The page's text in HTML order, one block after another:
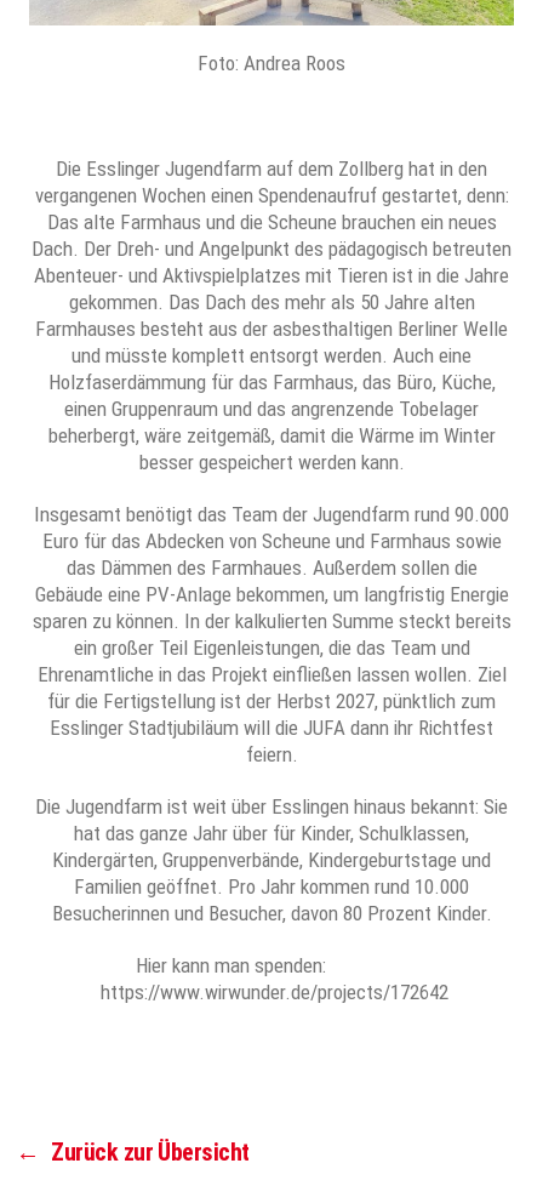
Foto: Andrea Roos
Die Esslinger Jugendfarm auf dem Zollberg hat in den
vergangenen Wochen einen Spendenaufruf gestartet, denn:
Das alte Farmhaus und die Scheune brauchen ein neues
Dach. Der Dreh- und Angelpunkt des pädagogisch betreuten
Abenteuer- und Aktivspielplatzes mit Tieren ist in die Jahre
gekommen. Das Dach des mehr als 50 Jahre alten
Farmhauses besteht aus der asbesthaltigen Berliner Welle
und müsste komplett entsorgt werden. Auch eine
Holzfaserdämmung für das Farmhaus, das Büro, Küche,
einen Gruppenraum und das angrenzende Tobelager
beherbergt, wäre zeitgemäß, damit die Wärme im Winter
besser gespeichert werden kann.
Insgesamt benötigt das Team der Jugendfarm rund 90.000
Euro für das Abdecken von Scheune und Farmhaus sowie
das Dämmen des Farmhaues. Außerdem sollen die
Gebäude eine PV-Anlage bekommen, um langfristig Energie
sparen zu können. In der kalkulierten Summe steckt bereits
ein großer Teil Eigenleistungen, die das Team und
Ehrenamtliche in das Projekt einfließen lassen wollen. Ziel
für die Fertigstellung ist der Herbst 2027, pünktlich zum
Esslinger Stadtjubiläum will die JUFA dann ihr Richtfest
feiern.
Die Jugendfarm ist weit über Esslingen hinaus bekannt: Sie
hat das ganze Jahr über für Kinder, Schulklassen,
Kindergärten, Gruppenverbände, Kindergeburtstage und
Familien geöffnet. Pro Jahr kommen rund 10.000
Besucherinnen und Besucher, davon 80 Prozent Kinder.
Hier kann man spenden:
https://www.wirwunder.de/projects/172642
← Zurück zur Übersicht